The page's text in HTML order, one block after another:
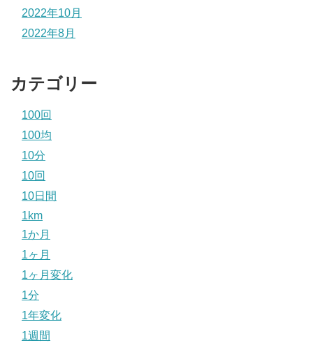
2022年10月
2022年8月
カテゴリー
100回
100均
10分
10回
10日間
1km
1か月
1ヶ月
1ヶ月変化
1分
1年変化
1週間